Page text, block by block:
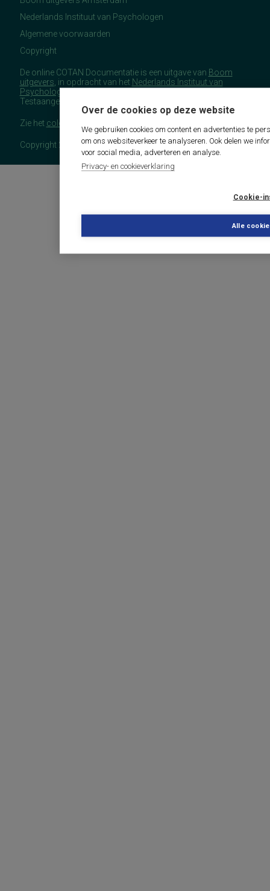
Over de cookies op deze website
We gebruiken cookies om content en advertenties te
om ons websiteverkeer te analyseren. Ook delen we
voor social media, adverteren en analyse.
Privacy- en cookieverklaring
Cookie-
Alle
Nederlands Instituut van Psychologen
Algemene voorwaarden
Copyright
De online COTAN Documentatie is een uitgave van Boom
uitgevers , in opdracht van het Nederlands Instituut van
Psychologen(NIP), namens de Commissie
Testaangelegenheden Nederland (COTAN).
Zie het colofon
Copyright 2026 - COTAN Documentatie